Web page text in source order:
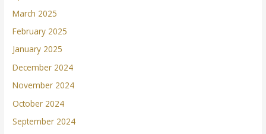
March 2025
February 2025
January 2025
December 2024
November 2024
October 2024
September 2024